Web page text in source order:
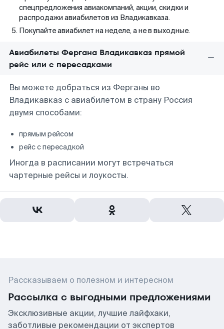
спецпредложения авиакомпаний, акции, скидки и
распродажи авиабилетов из Владикавказа.
Покупайте авиабилет на неделе, а не в выходные.
Авиабилеты Фергана Владикавказ прямой
рейс или с пересадками
Вы можете добраться из Ферганы во
Владикавказ с авиабилетом в страну Россия
двумя способами:
прямым рейсом
рейс с пересадкой
Иногда в расписании могут встречаться
чартерные рейсы и лоукосты.
Рассказываем о полезном и интересном
Рассылка с выгодными предложениями
Эксклюзивные акции, лучшие лайфхаки,
заботливые рекомендации от экспертов